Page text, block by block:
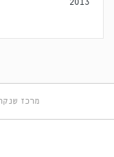
2013
מרכז